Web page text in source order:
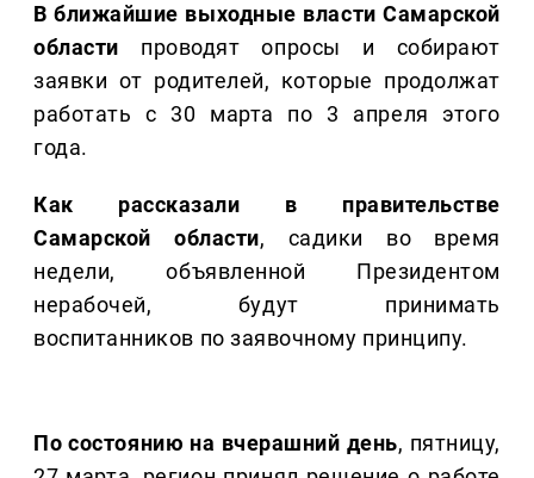
В ближайшие выходные власти Самарской
области проводят опросы и собирают
заявки от родителей, которые продолжат
работать с 30 марта по 3 апреля этого
года.
Как рассказали в правительстве
Самарской области, садики во время
недели, объявленной Президентом
нерабочей, будут принимать
воспитанников по заявочному принципу.
По состоянию на вчерашний день, пятницу,